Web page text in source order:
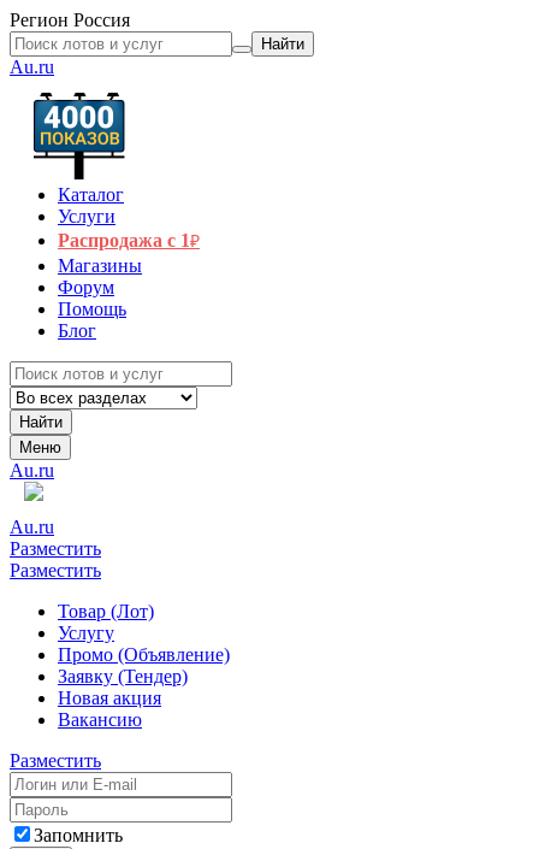
Регион Россия
Найти
Au.ru
Каталог
Услуги
Распродажа с 1₽
Магазины
Форум
Помощь
Блог
Найти
Меню
Au.ru
Au.ru
Разместить
Разместить
Товар (Лот)
Услугу
Промо (Объявление)
Заявку (Тендер)
Новая акция
Вакансию
Разместить
Запомнить